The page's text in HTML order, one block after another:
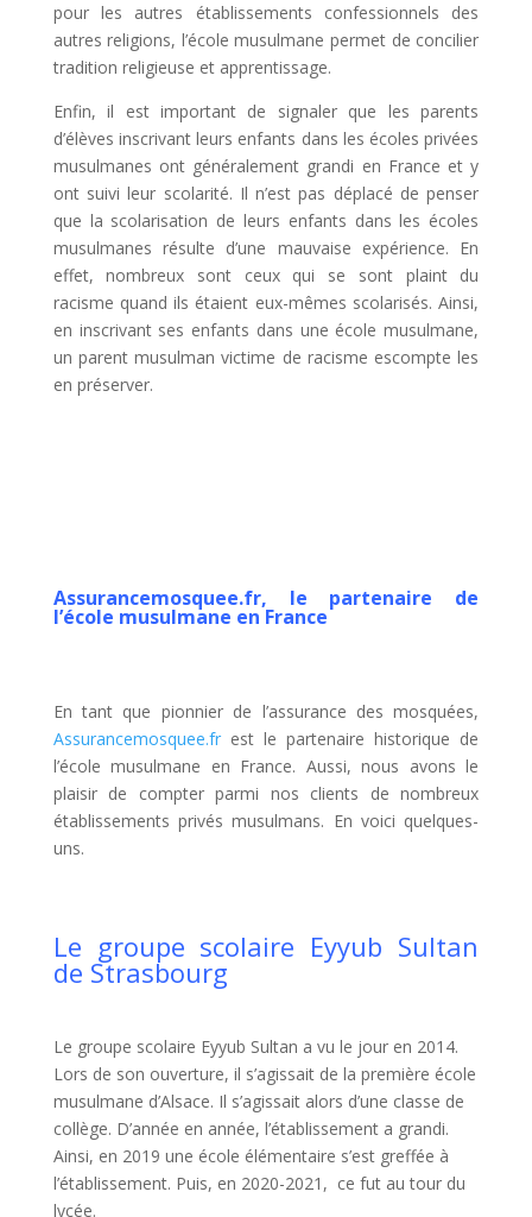
pour les autres établissements confessionnels des
autres religions, l’école musulmane permet de concilier
tradition religieuse et apprentissage.
Enfin, il est important de signaler que les parents
d’élèves inscrivant leurs enfants dans les écoles privées
musulmanes ont généralement grandi en France et y
ont suivi leur scolarité. Il n’est pas déplacé de penser
que la scolarisation de leurs enfants dans les écoles
musulmanes résulte d’une mauvaise expérience. En
effet, nombreux sont ceux qui se sont plaint du
racisme quand ils étaient eux-mêmes scolarisés. Ainsi,
en inscrivant ses enfants dans une école musulmane,
un parent musulman victime de racisme escompte les
en préserver.
Assurancemosquee.fr, le partenaire de
l’école musulmane en France
En tant que pionnier de l’assurance des mosquées,
Assurancemosquee.frest le partenaire historique de
l’école musulmane en France. Aussi, nous avons le
plaisir de compter parmi nos clients de nombreux
établissements privés musulmans. En voici quelques-
uns.
Le groupe scolaire Eyyub Sultan
de Strasbourg
Le groupe scolaire Eyyub Sultan a vu le jour en 2014.
Lors de son ouverture, il s’agissait de la première école
musulmane d’Alsace. Il s’agissait alors d’une classe de
collège. D’année en année, l’établissement a grandi.
Ainsi, en 2019 une école élémentaire s’est greffée à
l’établissement. Puis, en 2020-2021, ce fut au tour du
lycée.